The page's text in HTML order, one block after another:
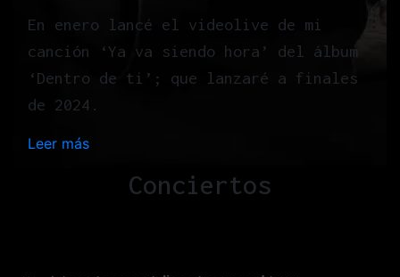
En enero lancé el videolive de mi
canción ‘Ya va siendo hora’ del álbum
‘Dentro de ti’; que lanzaré a finales
de 2024.
Leer más:
Conciertos